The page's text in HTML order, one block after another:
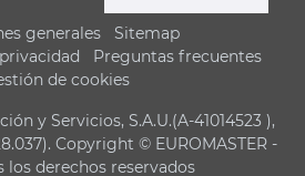
generales
Sitemap
Preguntas frecuentes
de cookies
y Servicios, S.A.U.(A-41014523 ),
Copyright © EUROMASTER -
los derechos reservados